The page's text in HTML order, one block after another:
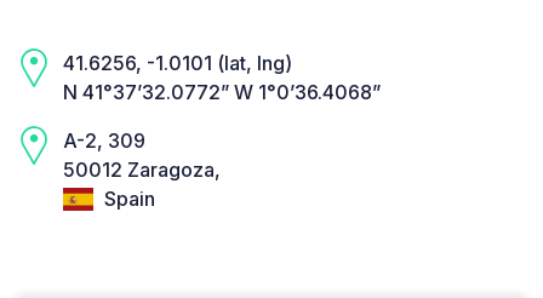
41.6256, -1.0101 (lat, lng)
N 41°37’32.0772” W 1°0’36.4068”
A-2, 309
50012 Zaragoza,
Spain